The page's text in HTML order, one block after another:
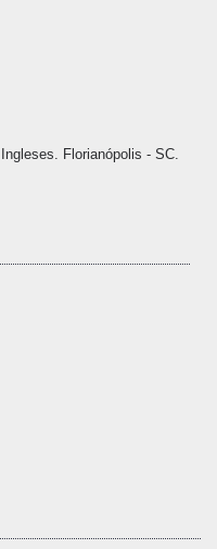
Florianópolis - SC.